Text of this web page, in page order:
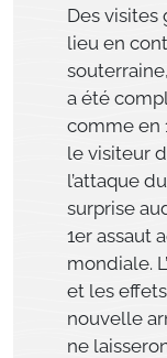
Des visites
lieu en
a été
comme en
le visiteur
l’attaque
surprise
1er assaut
mondiale.
et les
nouvelle
ne